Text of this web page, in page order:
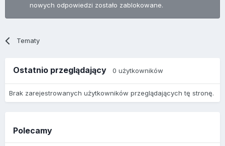
nowych odpowiedzi zostało zablokowane.
Tematy
Ostatnio przeglądający 0 użytkowników
Brak zarejestrowanych użytkowników przeglądających tę stronę.
Polecamy